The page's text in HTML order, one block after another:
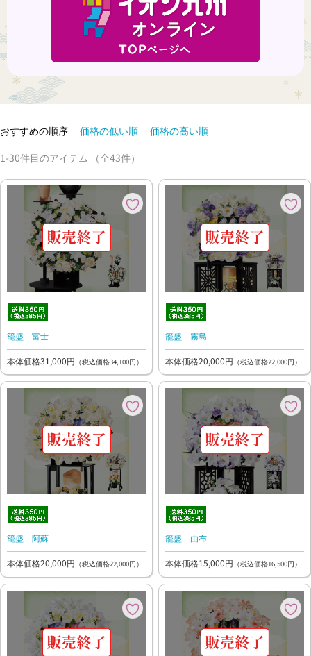
おすすめの順序 価格の低い順
価格の高い順
1-30件目のアイテム （全43件）
籠盛 富士
本体価格31,000円 （税込価格34,100円）
籠盛 霧島
本体価格20,000円 （税込価格22,000円）
籠盛 阿蘇
本体価格20,000円 （税込価格22,000円）
籠盛 由布
本体価格15,000円 （税込価格16,500円）